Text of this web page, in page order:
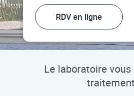
RDV en ligne
Le laboratoire